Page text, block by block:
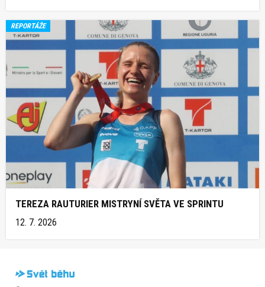
REPORTÁŽE
TEREZA RAUTURIER MISTRYNÍ SVĚTA VE SPRINTU
12. 7. 2026